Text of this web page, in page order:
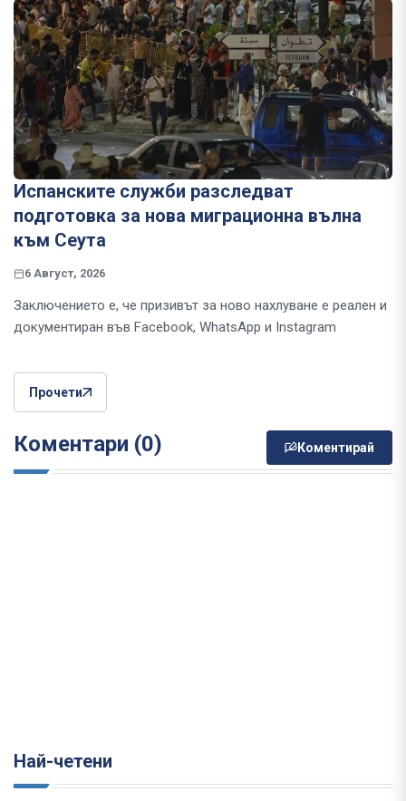
Испанските служби разследват
подготовка за нова миграционна вълна
към Сеута
6 Август, 2026
Заключението е, че призивът за ново нахлуване е реален и
документиран във Facebook, WhatsApp и Instagram
Прочети
Коментари (0) Коментирай
Най-четени